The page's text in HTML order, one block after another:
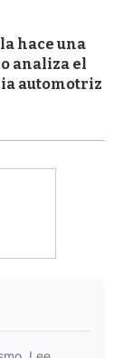
hace una
analiza el
automotriz